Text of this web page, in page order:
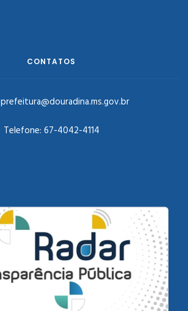
CONTATOS
prefeitura@douradina.ms.gov.br
Telefone: 67-4042-4114